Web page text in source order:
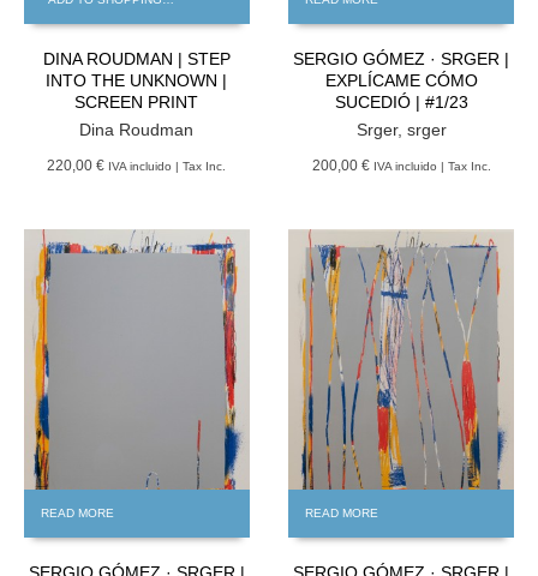
DINA ROUDMAN | STEP
INTO THE UNKNOWN |
SCREEN PRINT
Dina Roudman
220,00 € IVA incluido | Tax Inc.
SERGIO GÓMEZ · SRGER |
EXPLÍCAME CÓMO
SUCEDIÓ | #1/23
Srger, srger
200,00 € IVA incluido | Tax Inc.
READ MORE READ MORE